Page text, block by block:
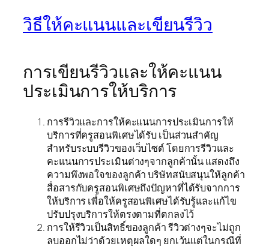
วิธีให้คะแนนและเขียนรีวิว
การเขียนรีวิวและให้คะแนน
ประเมินการให้บริการ
การรีวิวและการให้คะแนนการประเมินการให้
บริการที่ครูสอนพิเศษได้รับ เป็นส่วนสำคัญ
สำหรับระบบรีวิวของเว็บไซต์ โดยการรีวิวและ
คะแนนการประเมินต่างๆจากลูกค้านั้น แสดงถึง
ความพึงพอใจของลูกค้า บริษัทสนับสนุนให้ลูกค้า
สื่อสารกับครูสอนพิเศษถึงปัญหาที่ได้รับจากการ
ให้บริการ เพื่อให้ครูสอนพิเศษได้รับรู้และแก้ไข
ปรับปรุงบริการให้ตรงตามที่ตกลงไว้
การให้รีวิวเป็นสิทธิ์ของลูกค้า รีวิวต่างๆจะไม่ถูก
ลบออกไม่ว่าด้วยเหตุผลใดๆ ยกเว้นแต่ในกรณีที่